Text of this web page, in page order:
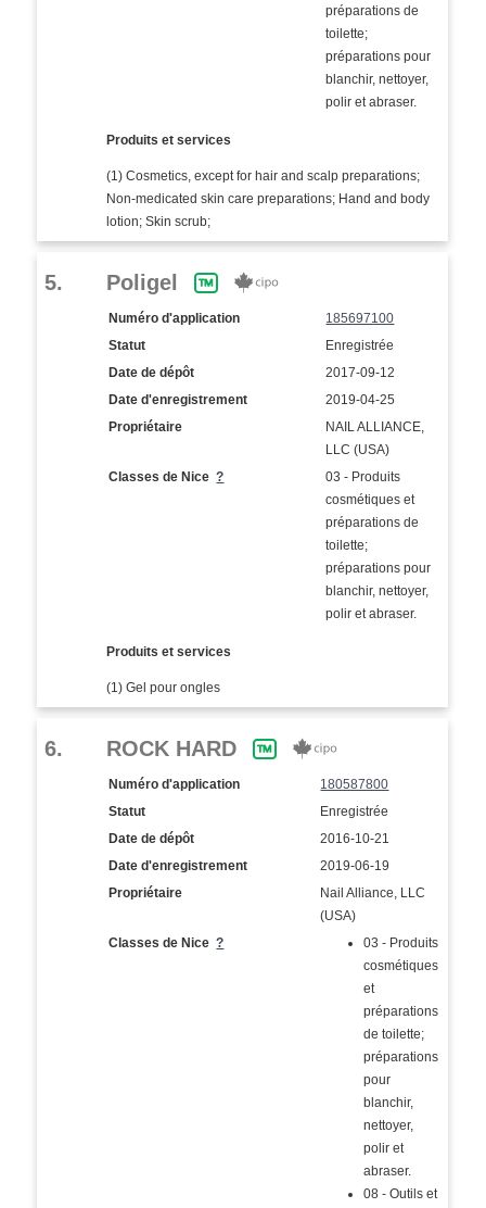
préparations de
toilette;
préparations pour
blanchir, nettoyer,
polir et abraser.
Produits et services
(1) Cosmetics, except for hair and scalp preparations;
Non-medicated skin care preparations; Hand and body
lotion; Skin scrub;
5. Poligel
Numéro d'application
185697100
Statut
Enregistrée
Date de dépôt
2017-09-12
Date d'enregistrement
2019-04-25
Propriétaire
NAIL ALLIANCE,
LLC (USA)
Classes de Nice?
03 - Produits
cosmétiques et
préparations de
toilette;
préparations pour
blanchir, nettoyer,
polir et abraser.
Produits et services
(1) Gel pour ongles
6. ROCK HARD
Numéro d'application
180587800
Statut
Enregistrée
Date de dépôt
2016-10-21
Date d'enregistrement
2019-06-19
Propriétaire
Nail Alliance, LLC
(USA)
Classes de Nice?
03 - Produits
cosmétiques
et
préparations
de toilette;
préparations
pour
blanchir,
nettoyer,
polir et
abraser.
08 - Outils et